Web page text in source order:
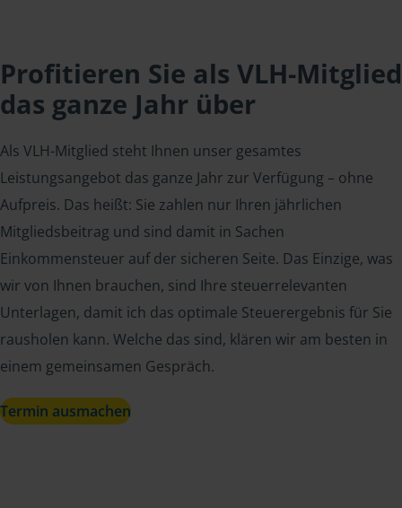
Profitieren Sie als VLH-Mitglied
das ganze Jahr über
Als VLH-Mitglied steht Ihnen unser gesamtes
Leistungsangebot das ganze Jahr zur Verfügung – ohne
Aufpreis. Das heißt: Sie zahlen nur Ihren jährlichen
Mitgliedsbeitrag und sind damit in Sachen
Einkommensteuer auf der sicheren Seite. Das Einzige, was
wir von Ihnen brauchen, sind Ihre steuerrelevanten
Unterlagen, damit ich das optimale Steuerergebnis für Sie
rausholen kann. Welche das sind, klären wir am besten in
einem gemeinsamen Gespräch.
Termin ausmachen